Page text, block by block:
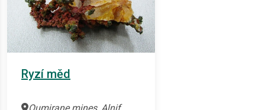
Ryzí měd